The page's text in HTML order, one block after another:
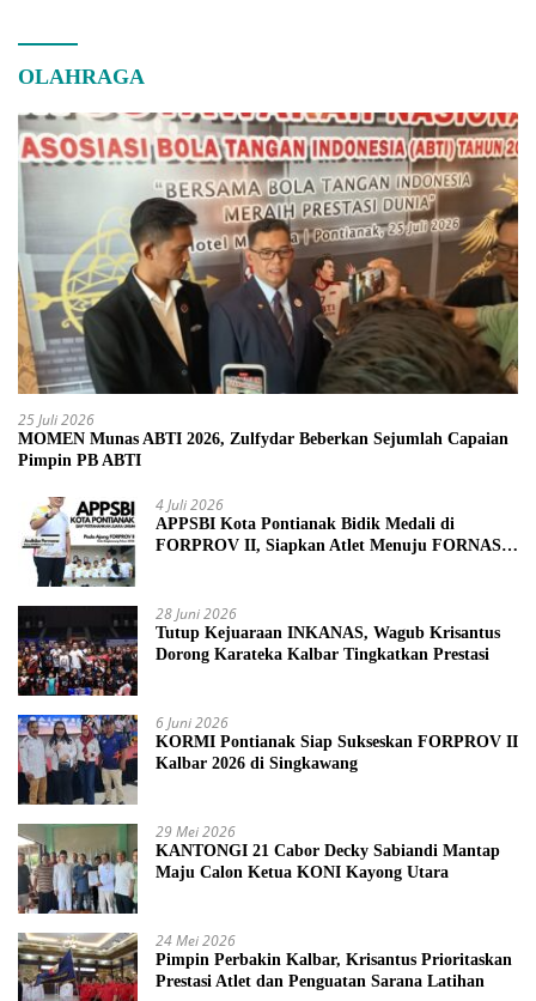
OLAHRAGA
25 Juli 2026
MOMEN Munas ABTI 2026, Zulfydar Beberkan Sejumlah Capaian
Pimpin PB ABTI
4 Juli 2026
APPSBI Kota Pontianak Bidik Medali di
FORPROV II, Siapkan Atlet Menuju FORNAS
28 Juni 2026
Tutup Kejuaraan INKANAS, Wagub Krisantus
Dorong Karateka Kalbar Tingkatkan Prestasi
6 Juni 2026
KORMI Pontianak Siap Sukseskan FORPROV II
Kalbar 2026 di Singkawang
29 Mei 2026
KANTONGI 21 Cabor Decky Sabiandi Mantap
Maju Calon Ketua KONI Kayong Utara
24 Mei 2026
Pimpin Perbakin Kalbar, Krisantus Prioritaskan
Prestasi Atlet dan Penguatan Sarana Latihan